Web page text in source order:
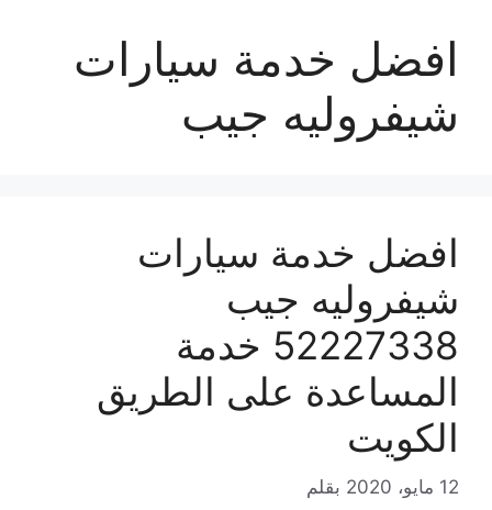
افضل خدمة سيارات
شيفروليه جيب
افضل خدمة سيارات
شيفروليه جيب
52227338 خدمة
المساعدة على الطريق
الكويت
12 مايو، 2020 بقلم